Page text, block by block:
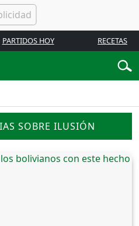
PARTIDOS HOY RECETAS
SOBRE ILUSIÓN